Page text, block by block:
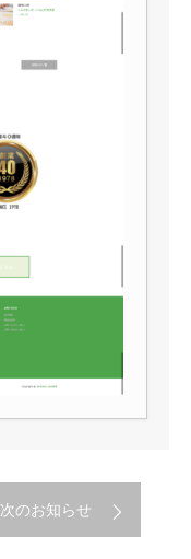
次のお知らせ